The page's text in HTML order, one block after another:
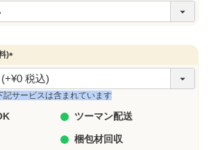
)
(
必
須
記サービスは含まれています
ツーマン配送
梱包材回収